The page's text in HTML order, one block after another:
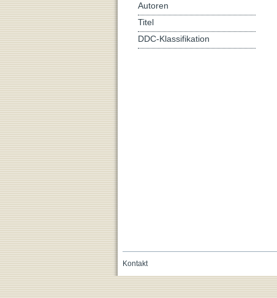
Autoren
Titel
DDC-Klassifikation
Kontakt